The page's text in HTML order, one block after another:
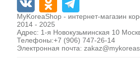
MyKoreaShop - интернет-магазин
2014 - 2025
Адрес: 1-я Новокузьминская 10
Телефоны:+7 (906) 747-26-14
Электронная почта: